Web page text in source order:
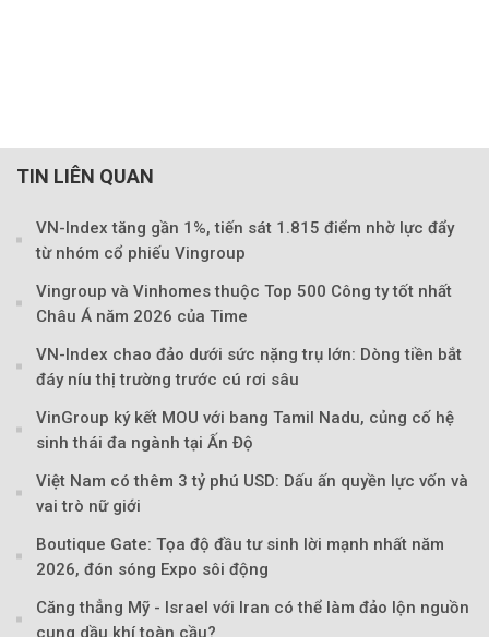
TIN LIÊN QUAN
VN-Index tăng gần 1%, tiến sát 1.815 điểm nhờ lực đẩy
từ nhóm cổ phiếu Vingroup
Vingroup và Vinhomes thuộc Top 500 Công ty tốt nhất
Châu Á năm 2026 của Time
VN-Index chao đảo dưới sức nặng trụ lớn: Dòng tiền bắt
đáy níu thị trường trước cú rơi sâu
VinGroup ký kết MOU với bang Tamil Nadu, củng cố hệ
sinh thái đa ngành tại Ấn Độ
Việt Nam có thêm 3 tỷ phú USD: Dấu ấn quyền lực vốn và
vai trò nữ giới
Boutique Gate: Tọa độ đầu tư sinh lời mạnh nhất năm
2026, đón sóng Expo sôi động
Căng thẳng Mỹ - Israel với Iran có thể làm đảo lộn nguồn
cung dầu khí toàn cầu?